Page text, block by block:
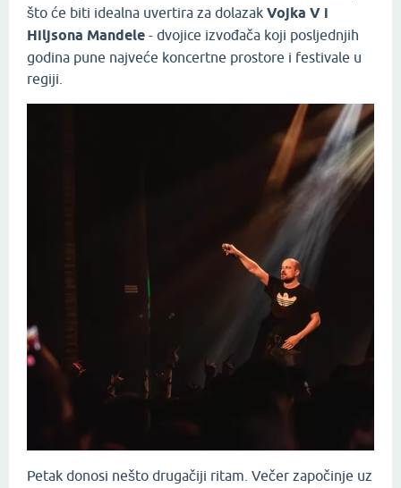
što će biti idealna uvertira za dolazak Vojka V i
Hiljsona Mandele - dvojice izvođača koji posljednjih
godina pune najveće koncertne prostore i festivale u
regiji.
Petak donosi nešto drugačiji ritam. Večer započinje uz